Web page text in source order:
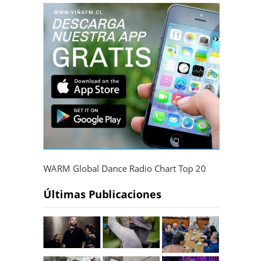
WARM Global Dance Radio Chart Top 20
Últimas Publicaciones